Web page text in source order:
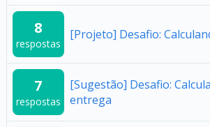
8
respostas
[Projeto] Desafio:
7
respostas
[Sugestão] Desafio:
entrega